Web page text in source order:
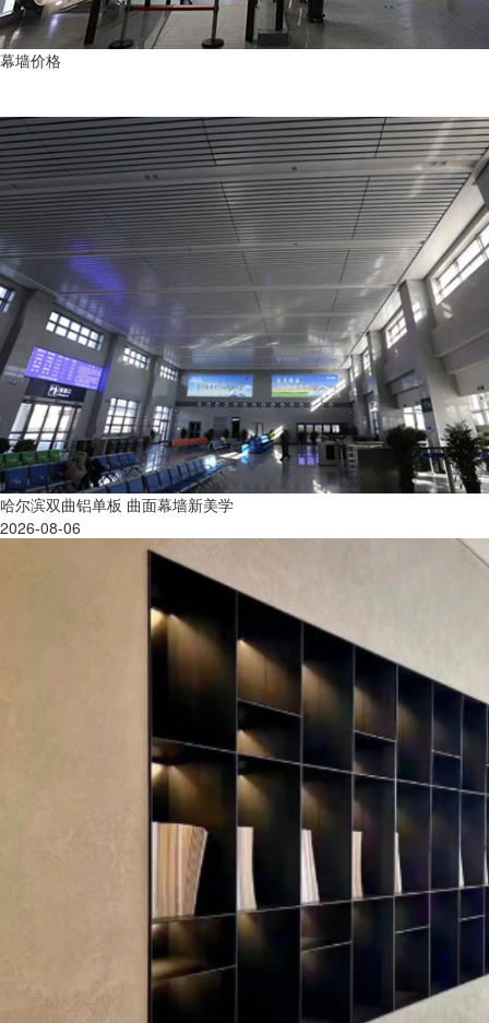
幕墙价格
哈尔滨双曲铝单板 曲面幕墙新美学
2026-08-06